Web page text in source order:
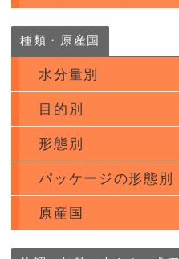
種類・原産国
水分量別
目的別
形態別
パッケージの形態別
原産国